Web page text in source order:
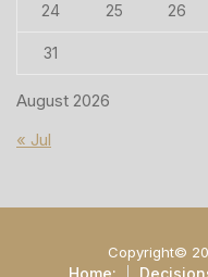
August 2026
24 25 26
31
« Jul
Copyright©